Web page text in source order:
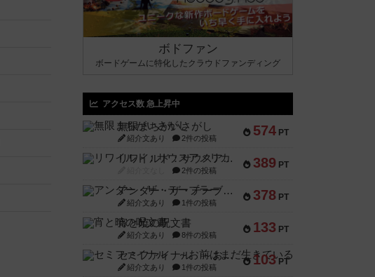
ボドファン
ボードゲームに特化したクラウドファンディング
アクセス数 急上昇中
574 PT
無限まちがいさがし
紹介文あり 2件の投稿
389 PT
リワイルド：サウスアメリカ
2件の投稿
378 PT
アンダー・ザ・テーブラー
紹介文あり 1件の投稿
133 PT
宵と暁の呪文書
紹介文あり 8件の投稿
103 PT
セミファイナル ～お前はまだ生きている～
紹介文あり 1件の投稿